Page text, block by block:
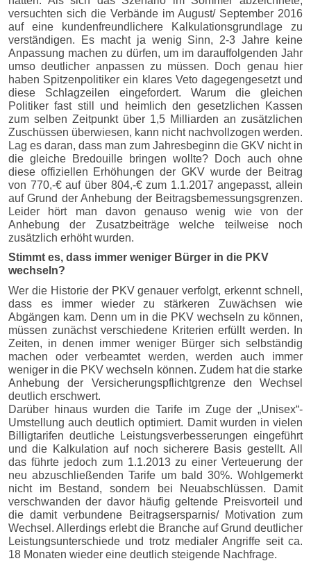
versuchten sich die Verbände im August/ September 2016
auf eine kundenfreundlichere Kalkulationsgrundlage zu
verständigen. Es macht ja wenig Sinn, 2-3 Jahre keine
Anpassung machen zu dürfen, um im darauffolgenden Jahr
umso deutlicher anpassen zu müssen. Doch genau hier
haben Spitzenpolitiker ein klares Veto dagegengesetzt und
diese Schlagzeilen eingefordert. Warum die gleichen
Politiker fast still und heimlich den gesetzlichen Kassen
zum selben Zeitpunkt über 1,5 Milliarden an zusätzlichen
Zuschüssen überwiesen, kann nicht nachvollzogen werden.
Lag es daran, dass man zum Jahresbeginn die GKV nicht in
die gleiche Bredouille bringen wollte? Doch auch ohne
diese offiziellen Erhöhungen der GKV wurde der Beitrag
von 770,-€ auf über 804,-€ zum 1.1.2017 angepasst, allein
auf Grund der Anhebung der Beitragsbemessungsgrenzen.
Leider hört man davon genauso wenig wie von der
Anhebung der Zusatzbeiträge welche teilweise noch
zusätzlich erhöht wurden.
Stimmt es, dass immer weniger Bürger in die PKV
wechseln?
Wer die Historie der PKV genauer verfolgt, erkennt schnell,
dass es immer wieder zu stärkeren Zuwächsen wie
Abgängen kam. Denn um in die PKV wechseln zu können,
müssen zunächst verschiedene Kriterien erfüllt werden. In
Zeiten, in denen immer weniger Bürger sich selbständig
machen oder verbeamtet werden, werden auch immer
weniger in die PKV wechseln können. Zudem hat die starke
Anhebung der Versicherungspflichtgrenze den Wechsel
deutlich erschwert.
Darüber hinaus wurden die Tarife im Zuge der „Unisex“-
Umstellung auch deutlich optimiert. Damit wurden in vielen
Billigtarifen deutliche Leistungsverbesserungen eingeführt
und die Kalkulation auf noch sicherere Basis gestellt. All
das führte jedoch zum 1.1.2013 zu einer Verteuerung der
neu abzuschließenden Tarife um bald 30%. Wohlgemerkt
nicht im Bestand, sondern bei Neuabschlüssen. Damit
verschwanden der davor häufig geltende Preisvorteil und
die damit verbundene Beitragsersparnis/ Motivation zum
Wechsel. Allerdings erlebt die Branche auf Grund deutlicher
Leistungsunterschiede und trotz medialer Angriffe seit ca.
18 Monaten wieder eine deutlich steigende Nachfrage.